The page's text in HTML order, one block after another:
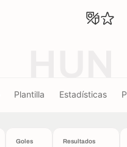
Plantilla Estadísticas
Goles Resultados